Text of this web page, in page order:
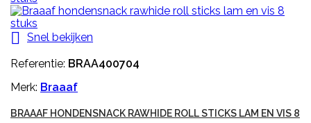
 Snel bekijken
Referentie: BRAA400704
Merk: Braaaf
BRAAAF HONDENSNACK RAWHIDE ROLL STICKS LAM EN VIS 8